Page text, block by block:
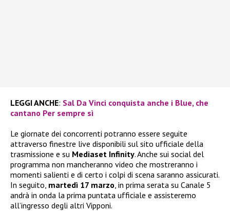
LEGGI ANCHE: Sal Da Vinci conquista anche i Blue, che
cantano Per sempre sì
Le giornate dei concorrenti potranno essere seguite
attraverso finestre live disponibili sul sito ufficiale della
trasmissione e su Mediaset Infinity. Anche sui social del
programma non mancheranno video che mostreranno i
momenti salienti e di certo i colpi di scena saranno assicurati.
In seguito, martedì 17 marzo , in prima serata su Canale 5
andrà in onda la prima puntata ufficiale e assisteremo
all’ingresso degli altri Vipponi.